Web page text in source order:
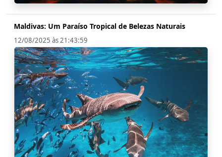
Maldivas: Um Paraíso Tropical de Belezas Naturais
12/08/2025 às 21:43:59